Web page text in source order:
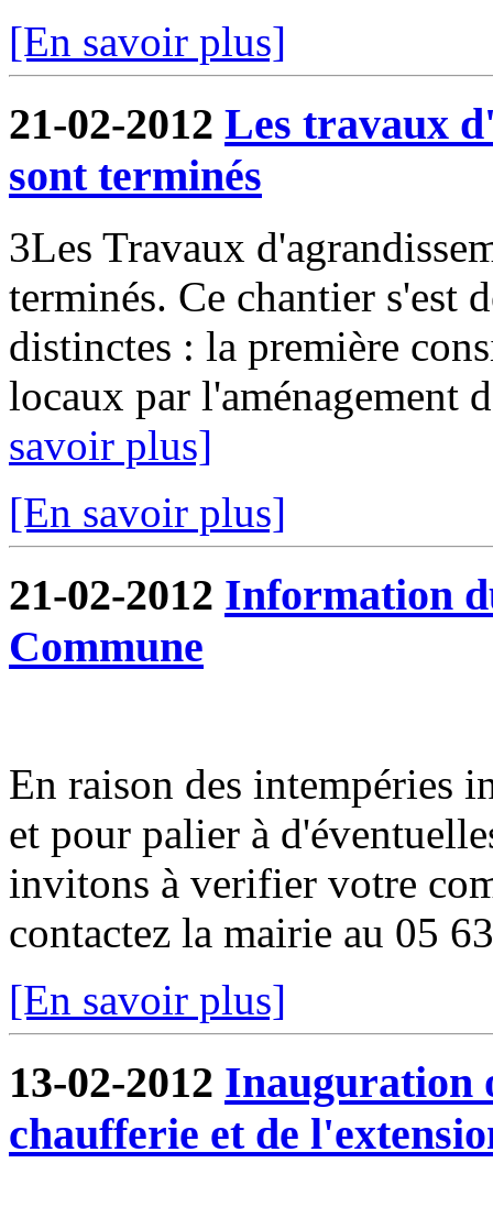
[En savoir plus]
21-02-2012 Les travaux
sont terminés
3Les Travaux
terminés. Ce chantier s'est
distinctes : la première
locaux par l'aménagement
savoir plus]
[En savoir plus]
21-02-2012 Information
Commune
En raison des intempéries
et pour palier à
invitons à verifier votre
contactez la mairie au 05
[En savoir plus]
13-02-2012 Inauguration
chaufferie et de